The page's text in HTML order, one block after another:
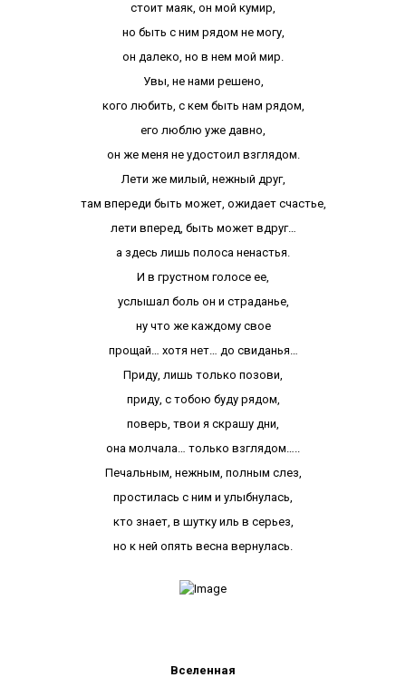
стоит маяк, он мой кумир,
но быть с ним рядом не могу,
он далеко, но в нем мой мир.
Увы, не нами решено,
кого любить, с кем быть нам рядом,
его люблю уже давно,
он же меня не удостоил взглядом.
Лети же милый, нежный друг,
там впереди быть может, ожидает счастье,
лети вперед, быть может вдруг…
а здесь лишь полоса ненастья.
И в грустном голосе ее,
услышал боль он и страданье,
ну что же каждому свое
прощай… хотя нет… до свиданья…
Приду, лишь только позови,
приду, с тобою буду рядом,
поверь, твои я скрашу дни,
она молчала… только взглядом…..
Печальным, нежным, полным слез,
простилась с ним и улыбнулась,
кто знает, в шутку иль в серьез,
но к ней опять весна вернулась.
Вселенная